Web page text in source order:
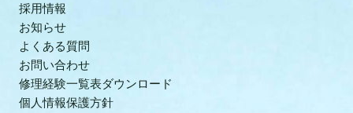
採用情報
お知らせ
よくある質問
お問い合わせ
修理経験一覧表ダウンロード
個人情報保護方針